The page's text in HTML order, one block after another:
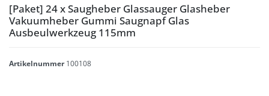
[Paket] 24 x Saugheber Glassauger Glasheber
Vakuumheber Gummi Saugnapf Glas
Ausbeulwerkzeug 115mm
Artikelnummer100108